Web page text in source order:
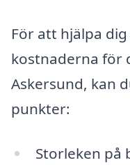
För att hjälpa
kostnaderna för
Askersund, kan
punkter:
Storleken på